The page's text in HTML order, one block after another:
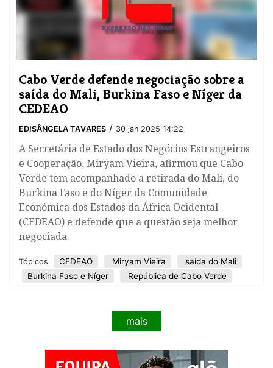
​Cabo Verde defende negociação sobre a
saída do Mali, Burkina Faso e Níger da
CEDEAO
EDISÂNGELA TAVARES / 30 jan 2025 14:22
A Secretária de Estado dos Negócios Estrangeiros
e Cooperação, Miryam Vieira, afirmou que Cabo
Verde tem acompanhado a retirada do Mali, do
Burkina Faso e do Níger da Comunidade
Económica dos Estados da África Ocidental
(CEDEAO) e defende que a questão seja melhor
negociada.
Tópicos CEDEAO Miryam Vieira
saída do Mali
Burkina Faso e Níger
República de Cabo Verde
mais